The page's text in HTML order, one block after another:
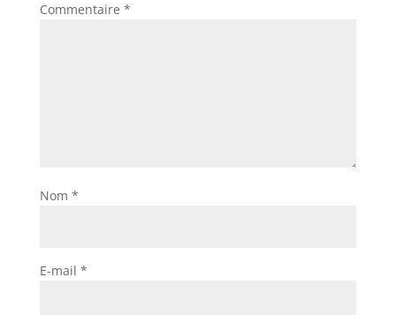
Commentaire *
Nom *
E-mail *